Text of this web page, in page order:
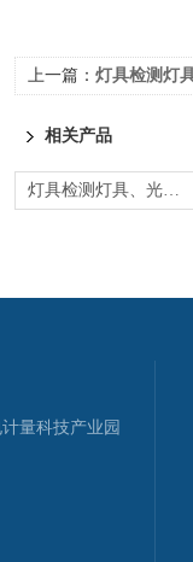
上一篇： 灯具检测灯具、光源照明
相关产品
灯具检测灯具、光源照明产品解决方案第三方检测机构 电子行业仪器
量科技产业园